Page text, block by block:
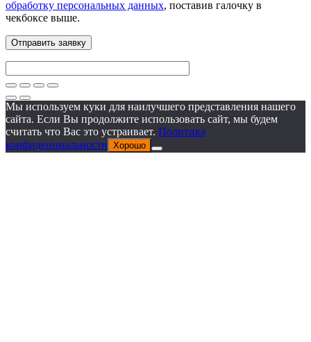
обработку персональных данных, поставив галочку в
чекбоксе выше.
Мы используем куки для наилучшего представления нашего
сайта. Если Вы продолжите использовать сайт, мы будем
считать что Вас это устраивает. Политика
конфиденциальности Хорошо